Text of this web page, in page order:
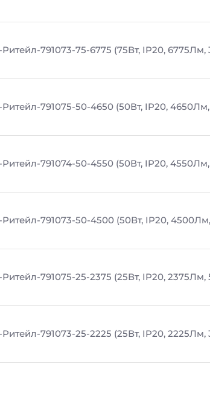
Ритейл-791073-75-6775 (75Вт, IP20, 6775Лм,
Ритейл-791075-50-4650 (50Вт, IP20,
Ритейл-791074-50-4550 (50Вт, IP20,
Ритейл-791073-50-4500 (50Вт, IP20,
Ритейл-791075-25-2375 (25Вт, IP20, 2375Лм,
Ритейл-791073-25-2225 (25Вт, IP20, 2225Лм,